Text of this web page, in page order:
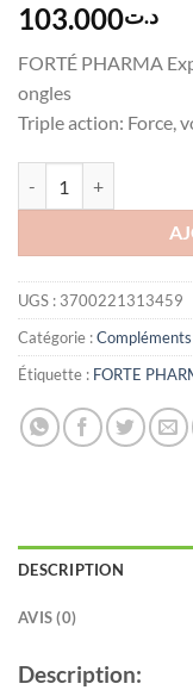
د.ت103.000
FORTÉ PHARMA
ongles
Triple action: Force,
UGS : 3700221313459
Catégorie :
Étiquette : FORTE
DESCRIPTION
AVIS (0)
Description: